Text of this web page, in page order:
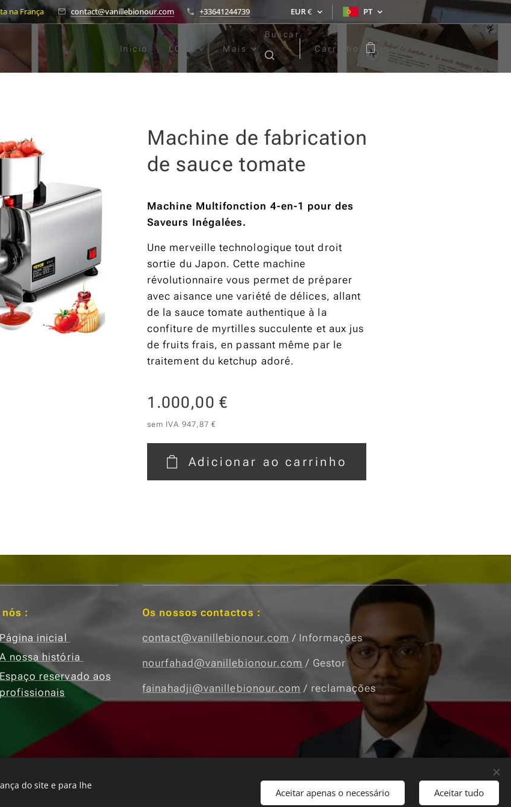
na França contact@vanillebionour.com +33641244739 EUR€ PT
Início LOJA Mais
Buscar
Carrinho
Machine de fabrication
de sauce tomate
Machine Multifonction 4-en-1 pour des
Saveurs Inégalées.
Une merveille technologique tout droit
sortie du Japon. Cette machine
révolutionnaire vous permet de préparer
avec aisance une variété de délices, allant
de la sauce tomate authentique à la
confiture de myrtilles succulente et aux jus
de fruits frais, en passant même par le
traitement du ketchup adoré.
1.000,00 €
sem IVA 947,87 €
Adicionar ao carrinho
nós :
inicial
A nossa história
Espaço reservado aos
profissionais
Os nossos contactos :
contact@vanillebionour.com / Informações
nourfahad@vanillebionour.com / Gestor
fainahadji@vanillebionour.com / reclamações
Moedas EUR €
USD $
KMF CF
CNY ¥
do site e para lhe
Aceitar apenas o necessário Aceitar tudo